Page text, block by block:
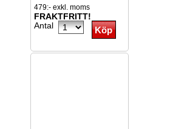
479:- exkl. moms
FRAKTFRITT!
Antal